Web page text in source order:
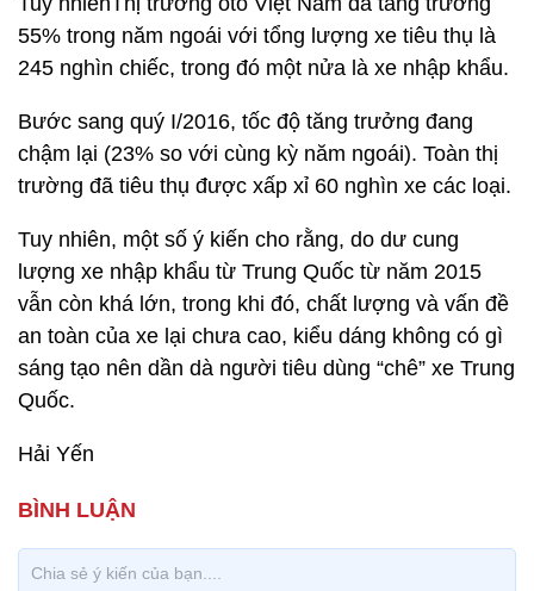
55% trong năm ngoái với tổng lượng xe tiêu thụ là
245 nghìn chiếc, trong đó một nửa là xe nhập khẩu.
Bước sang quý I/2016, tốc độ tăng trưởng đang
chậm lại (23% so với cùng kỳ năm ngoái). Toàn thị
trường đã tiêu thụ được xấp xỉ 60 nghìn xe các loại.
Tuy nhiên, một số ý kiến cho rằng, do dư cung
lượng xe nhập khẩu từ Trung Quốc từ năm 2015
vẫn còn khá lớn, trong khi đó, chất lượng và vấn đề
an toàn của xe lại chưa cao, kiểu dáng không có gì
sáng tạo nên dần dà người tiêu dùng “chê” xe Trung
Quốc.
Hải Yến